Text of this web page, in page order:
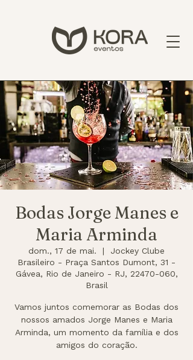
Bodas Jorge Manes e
Maria Arminda
dom., 17 de mai.
  |
Jockey Clube
Brasileiro - Praça Santos Dumont, 31 -
Gávea, Rio de Janeiro - RJ, 22470-060,
Brasil
Vamos juntos comemorar as Bodas dos
nossos amados Jorge Manes e Maria
Arminda, um momento da família e dos
amigos do coração.